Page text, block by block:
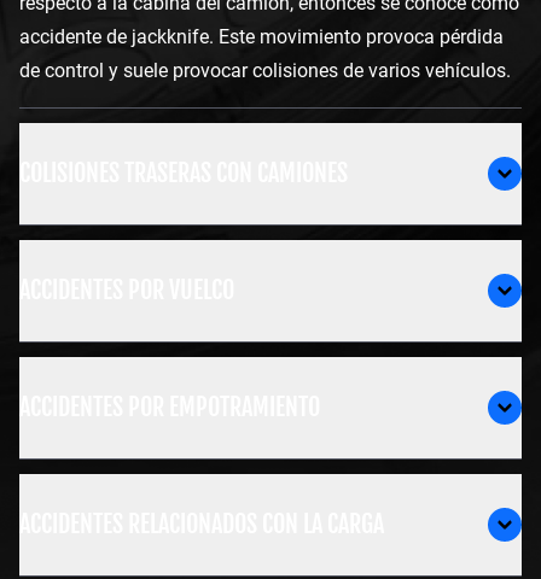
accidente de jackknife. Este movimiento provoca pérdida
de control y suele provocar colisiones de varios vehículos.